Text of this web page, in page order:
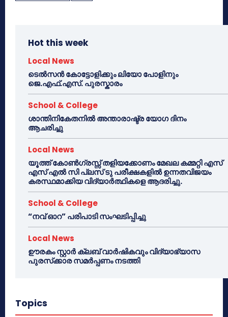
Hot this week
Local News
ടെൽസൻ കോട്ടോളിക്കും ലിയോ പോളിനും
ജെ.എഫ്.എസ്. പുരസ്കാരം
School & College
ശാന്തിനികേതനിൽ അന്താരാഷ്ട്ര യോഗ ദിനം
ആചരിച്ചു
Local News
യൂത്ത് കോൺഗ്രസ്സ് തളിയക്കോണം മേഖല കമ്മറ്റി എസ്
എസ് എൽ സി പ്ലസ് ടു പരീക്ഷകളിൽ ഉന്നതവിജയം
കരസ്ഥമാക്കിയ വിദ്യാർത്ഥികളെ ആദരിച്ചു.
School & College
“നവ് ഓറ” പരിപാടി സംഘടിപ്പിച്ചു
Local News
ഊരകം സ്റ്റാർ ക്ലബ് വാർഷികവും വിദ്യാഭ്യാസ
പുരസ്‌ക്കാര സമർപ്പണം നടത്തി
Topics